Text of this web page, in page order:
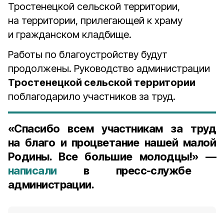
Тростенецкой сельской территории,
на территории, прилегающей к храму
и гражданском кладбище.
Работы по благоустройству будут
продолжены. Руководство администрации
Тростенецкой сельской территории
поблагодарило участников за труд.
«Спасибо всем участникам за труд
на благо и процветание нашей малой
Родины. Все большие молодцы!» —
написали в пресс-службе
администрации.